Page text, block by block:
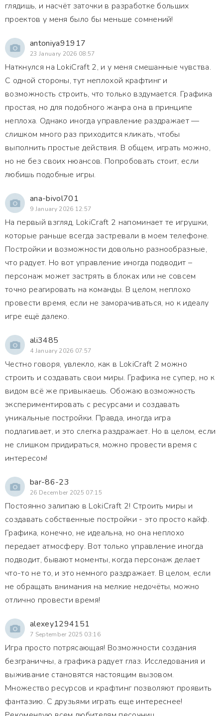
глядишь, и насчёт заточки в разработке больших
проектов у меня было бы меньше сомнений!
antoniya91917
23 January 2026 08:57
Наткнулся на LokiCraft 2, и у меня смешанные чувства.
С одной стороны, тут неплохой крафтинг и
возможность строить, что только вздумается. Графика
простая, но для подобного жанра она в принципе
неплоха. Однако иногда управление раздражает —
слишком много раз приходится кликать, чтобы
выполнить простые действия. В общем, играть можно,
но не без своих нюансов. Попробовать стоит, если
любишь подобные игры.
ana-bivol701
9 January 2026 12:57
На первый взгляд, LokiCraft 2 напоминает те игрушки,
которые раньше всегда застревали в моем телефоне.
Постройки и возможности довольно разнообразные,
что радует. Но вот управление иногда подводит –
персонаж может застрять в блоках или не совсем
точно реагировать на команды. В целом, неплохо
провести время, если не заморачиваться, но к идеалу
игре ещё далеко.
ali3485
4 January 2026 07:57
Честно говоря, увлекло, как в LokiCraft 2 можно
строить и создавать свои миры. Графика не супер, но к
видом всё же привыкаешь. Обожаю возможность
экспериментировать с ресурсами и создавать
уникальные постройки. Правда, иногда игра
подлагивает, и это слегка раздражает. Но в целом, если
не слишком придираться, можно провести время с
интересом!
bar-86-23
26 December 2025 07:15
Постоянно залипаю в LokiCraft 2! Строить миры и
создавать собственные постройки - это просто кайф.
Графика, конечно, не идеальна, но она неплохо
передает атмосферу. Вот только управление иногда
подводит, бывают моменты, когда персонаж делает
что-то не то, и это немного раздражает. В целом, если
не обращать внимания на мелкие недочёты, можно
отлично провести время!
alexey1294151
7 September 2025 03:16
Игра просто потрясающая! Возможности создания
безграничны, а графика радует глаз. Исследования и
выживание становятся настоящим вызовом.
Множество ресурсов и крафтинг позволяют проявить
фантазию. С друзьями играть еще интереснее!